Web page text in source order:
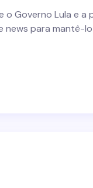
o Governo Lula e
news para mantê-